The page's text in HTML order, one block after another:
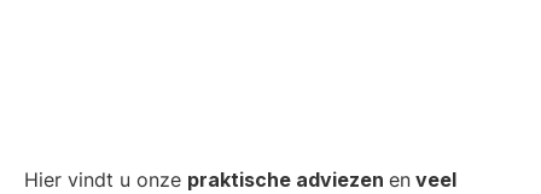
Hier vindt u onze praktische adviezen en veel